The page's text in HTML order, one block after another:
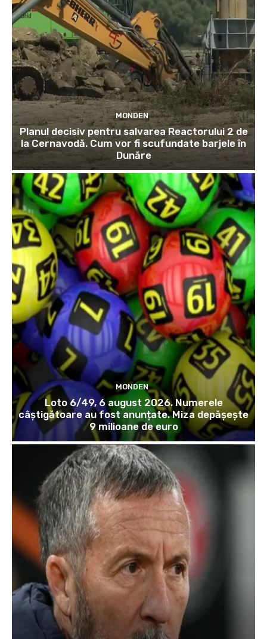
MONDEN
Planul decisiv pentru salvarea Reactorului 2 de
la Cernavodă. Cum vor fi scufundate barjele în
Dunăre
MONDEN
Loto 6/49, 6 august 2026. Numerele
câștigătoare au fost anunțate. Miza depășește
9 milioane de euro